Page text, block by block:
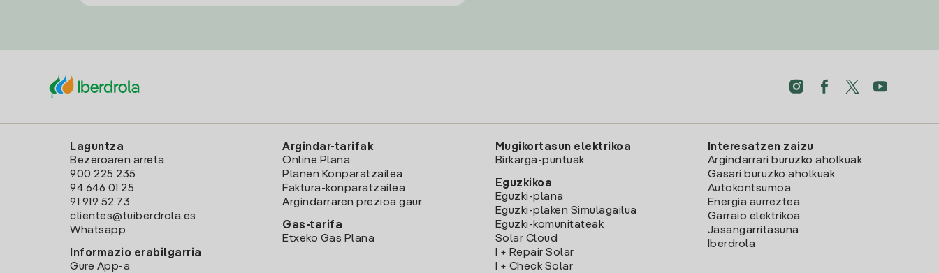
Laguntza
Bezeroaren arreta
900 225 235
94 646 01 25
91 919 52 73
clientes@tuiberdrola.es
Whatsapp
Informazio erabilgarria
Gure App-a
Argindar-tarifak
Online Plana
Planen Konparatzailea
Faktura-konparatzailea
Argindarraren prezioa gaur
Gas-tarifa
Etxeko Gas Plana
Mugikortasun elektrikoa
Birkarga-puntuak
Eguzkikoa
Eguzki-plana
Eguzki-plaken Simulagailua
Eguzki-komunitateak
Solar Cloud
I + Repair Solar
I + Check Solar
Interesatzen zaizu
Argindarrari buruzko aholkuak
Gasari buruzko aholkuak
Autokontsumoa
Energia aurreztea
Garraio elektrikoa
Jasangarritasuna
Iberdrola